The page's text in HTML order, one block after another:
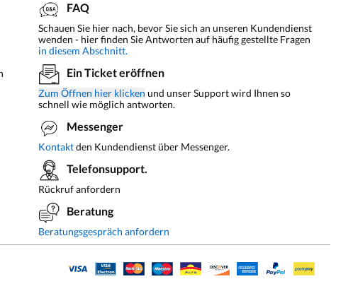
FAQ
Schauen Sie hier nach, bevor Sie sich an unseren Kundendienst
wenden - hier finden Sie Antworten auf häufig gestellte Fragen
in diesem Abschnitt.
Ein Ticket eröffnen
Zum Öffnen hier klicken und unser Support wird Ihnen so
schnell wie möglich antworten.
Messenger
Kontaktden Kundendienst über Messenger.
Telefonsupport.
Rückruf anfordern
Beratung
Beratungsgespräch anfordern